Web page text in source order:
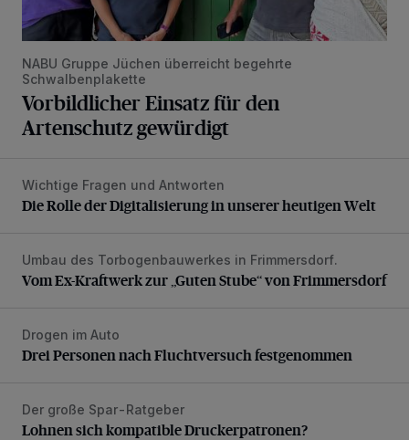
NABU Gruppe Jüchen überreicht begehrte
Schwalbenplakette
Vorbildlicher Einsatz für den
Artenschutz gewürdigt
Die Rolle der Digitalisierung in unserer heutigen Welt
Wichtige Fragen und Antworten
Die Rolle der Digitalisierung in unserer heutigen Welt
Vom Ex-Kraftwerk zur „Guten Stube“ von Frimmersdorf
Umbau des Torbogenbauwerkes in Frimmersdorf.
Vom Ex-Kraftwerk zur „Guten Stube“ von Frimmersdorf
Drei Personen nach Fluchtversuch festgenommen
Drogen im Auto
Drei Personen nach Fluchtversuch festgenommen
Lohnen sich kompatible Druckerpatronen?
Der große Spar-Ratgeber
Lohnen sich kompatible Druckerpatronen?